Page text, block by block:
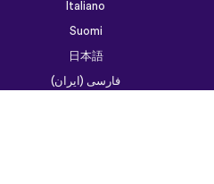
日本語
فارسی (ایران)
Українська